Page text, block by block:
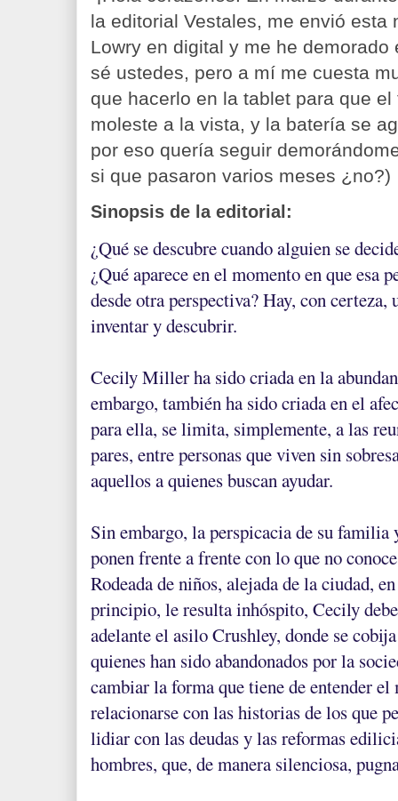
la editorial Vestales, me envió esta
Lowry en digital y me he demorado
sé ustedes, pero a mí me cuesta
que hacerlo en la tablet para que
moleste a la vista, y la batería se
por eso quería seguir
si que pasaron varios meses ¿no?)
Sinopsis de la editorial:
¿Qué se descubre cuando alguien se
¿Qué aparece en el momento en que esa
desde otra perspectiva? Hay, con
inventar y descubrir.
Cecily Miller ha sido criada en la
embargo, también ha sido criada en el
para ella, se limita, simplemente, a las
pares, entre personas que viven sin
aquellos a quienes buscan ayudar.
Sin embargo, la perspicacia de su
ponen frente a frente con lo que no
Rodeada de niños, alejada de la ciudad,
principio, le resulta inhóspito, Cecily
adelante el asilo Crushley, donde se
quienes han sido abandonados por la
cambiar la forma que tiene de entender
relacionarse con las historias de los que
lidiar con las deudas y las reformas
hombres, que, de manera silenciosa,